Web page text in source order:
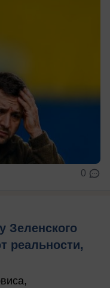
0
Зеленского
реальности,